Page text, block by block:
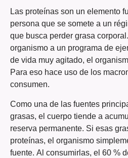
Las proteínas son un elemento
persona que se somete a un
que busca perder grasa
organismo a un programa de
de vida muy agitado, el
Para eso hace uso de los
consumen.
Como una de las fuentes
grasas, el cuerpo tiende a
reserva permanente. Si esas
proteínas, el organismo
fuente. Al consumirlas, el 60 %